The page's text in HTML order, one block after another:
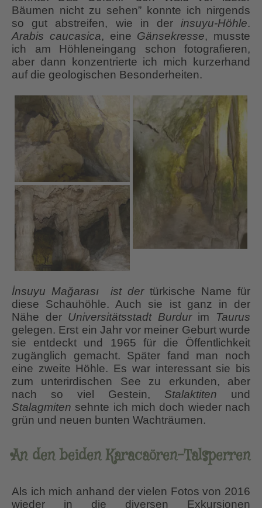
Bäumen nicht zu sehen” konnte ich nirgends
so gut abstreifen, wie in der insuyu-Höhle.
Arabis caucasica, eine Gänsekresse, musste
ich am Höhleneingang schon fotografieren,
aber dann konzentrierte ich mich kurzerhand
auf die geologischen Besonderheiten.
İnsuyu Mağarası ist dertürkische Name für
diese Schauhöhle. Auch sie ist ganz in der
Nähe der Universitätsstadt Burdurim Taurus
gelegen. Erst ein Jahr vor meiner Geburt wurde
sie entdeckt und 1965 für die Öffentlichkeit
zugänglich gemacht. Später fand man noch
eine zweite Höhle. Es war interessant sie bis
zum unterirdischen See zu erkunden, aber
nach so viel Gestein, Stalaktiten und
Stalagmiten sehnte ich mich doch wieder nach
grün und neuen bunten Wachträumen.
An den beiden Karacaören-Talsperren
Als ich mich anhand der vielen Fotos von 2016
wieder in die diversen Exkursionen